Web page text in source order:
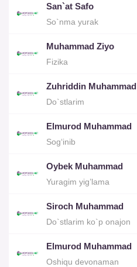
San`at Safo
So`nma yurak
Muhammad Ziyo
Fizika
Zuhriddin Muhammad
Do`stlarim
Elmurod Muhammad
Sog‘inib
Oybek Muhammad
Yuragim yig’lama
Siroch Muhammad
Do`stlarim ko`p onajon
Elmurod Muhammad
Oshiqu devonaman